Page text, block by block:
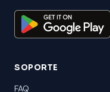
SOPORTE
FAQ